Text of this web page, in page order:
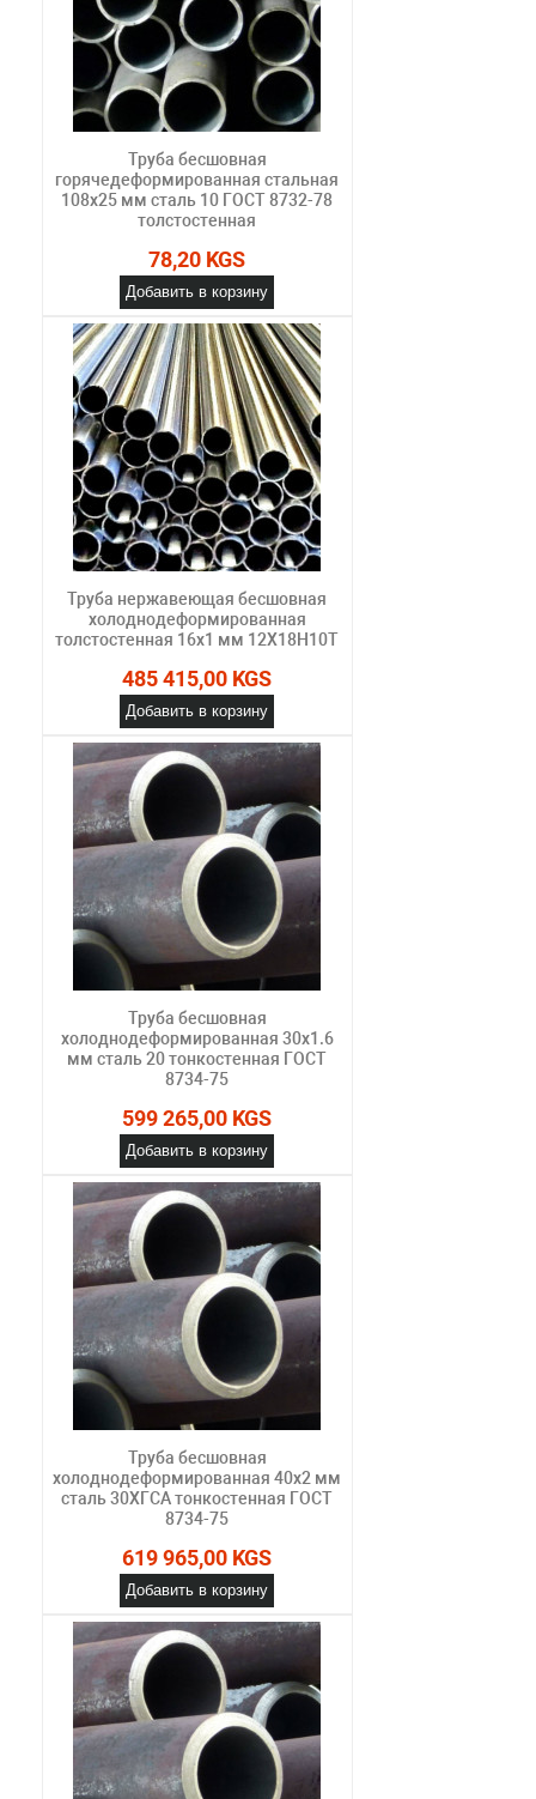
Труба бесшовная
горячедеформированная стальная
108х25 мм сталь 10 ГОСТ 8732-78
толстостенная
78,20 KGS
Добавить в корзину
Труба нержавеющая бесшовная
холоднодеформированная
толстостенная 16х1 мм 12Х18Н10Т
485 415,00 KGS
Добавить в корзину
Труба бесшовная
холоднодеформированная 30х1.6
мм сталь 20 тонкостенная ГОСТ
8734-75
599 265,00 KGS
Добавить в корзину
Труба бесшовная
холоднодеформированная 40х2 мм
сталь 30ХГСА тонкостенная ГОСТ
8734-75
619 965,00 KGS
Добавить в корзину